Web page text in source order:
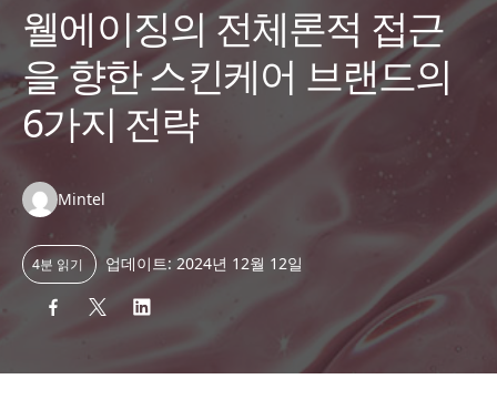
웰에이징의 전체론적 접근
을 향한 스킨케어 브랜드의
6가지 전략
Authors:
Mintel
4분 읽기 업데이트: 2024년 12월 12일